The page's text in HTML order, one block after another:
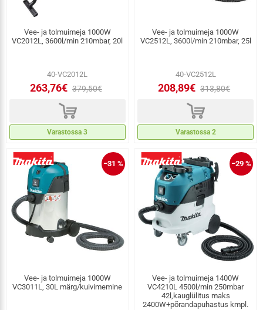
Vee- ja tolmuimeja 1000W
VC2012L, 3600l/min 210mbar, 20l
40-VC2012L
263,76€ 379,50€
d
Varastossa 3
Vee- ja tolmuimeja 1000W
VC2512L, 3600l/min 210mbar, 25l
40-VC2512L
208,89€ 313,80€
d
Varastossa 2
−31 %
Vee- ja tolmuimeja 1000W
VC3011L, 30L märg/kuivimemine
−29 %
Vee- ja tolmuimeja 1400W
VC4210L 4500l/min 250mbar
42l,kauglülitus maks
2400W+põrandapuhastus kmpl.